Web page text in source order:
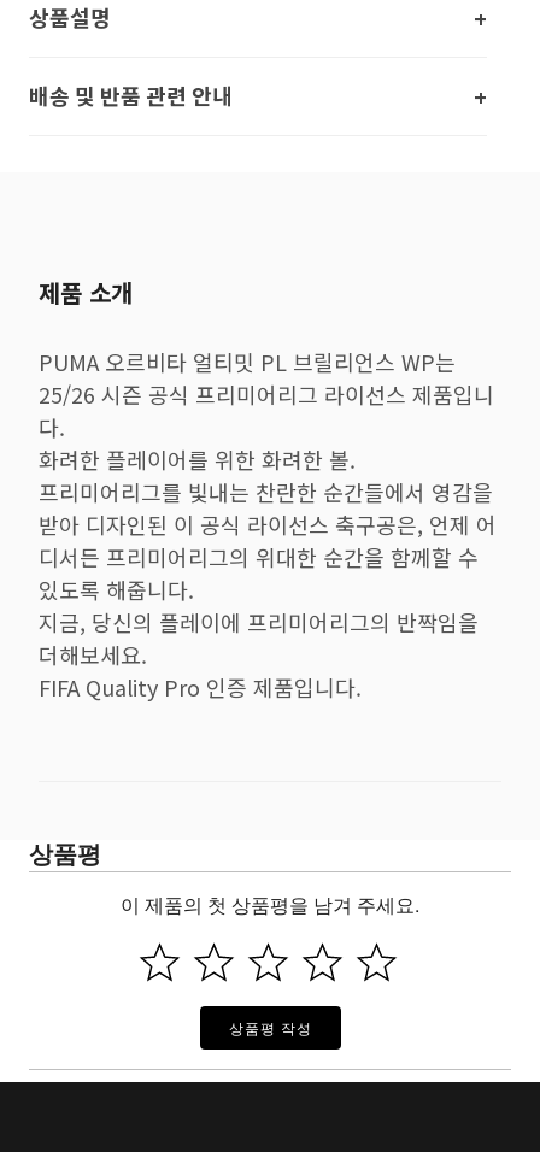
상품설명
배송 및 반품 관련 안내
제품 소개
PUMA 오르비타 얼티밋 PL 브릴리언스 WP는
25/26 시즌 공식 프리미어리그 라이선스 제품입니
다.
화려한 플레이어를 위한 화려한 볼.
프리미어리그를 빛내는 찬란한 순간들에서 영감을
받아 디자인된 이 공식 라이선스 축구공은, 언제 어
디서든 프리미어리그의 위대한 순간을 함께할 수
있도록 해줍니다.
지금, 당신의 플레이에 프리미어리그의 반짝임을
더해보세요.
FIFA Quality Pro 인증 제품입니다.
상품평
이 제품의 첫 상품평을 남겨 주세요.
상품평 작성